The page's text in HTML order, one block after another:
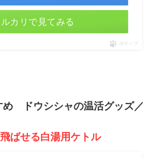
ルカリで見てみる
ポチップ
め ドウシシャの温活グッズ／
ばせる白湯用ケトル